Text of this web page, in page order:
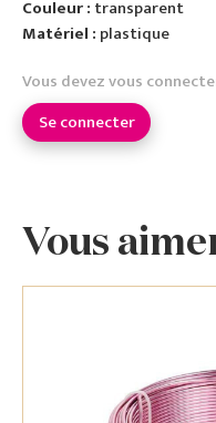
Couleur : transparent
Matériel : plastique
Vous devez vous
Se connecter
Vous